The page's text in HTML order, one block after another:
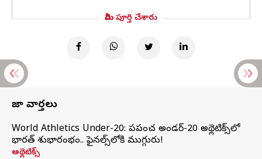
మీరు పూర్తి చేశారు
తాజా వార్తలు
World Athletics Under-20: ప్రపంచ అండర్-20 అథ్లెటిక్స్‌లో
భారత్‌ శుభారంభం.. ఫైనల్స్‌లోకి ముగ్గురు!
అథ్లెటిక్స్